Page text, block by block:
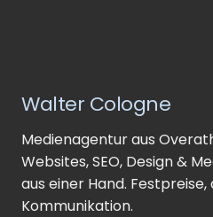
Walter Cologne
Medienagentur aus
Websites, SEO, Design &
aus einer Hand.
Kommunikation.